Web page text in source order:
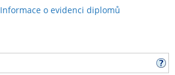
Informace o evidenci diplomů